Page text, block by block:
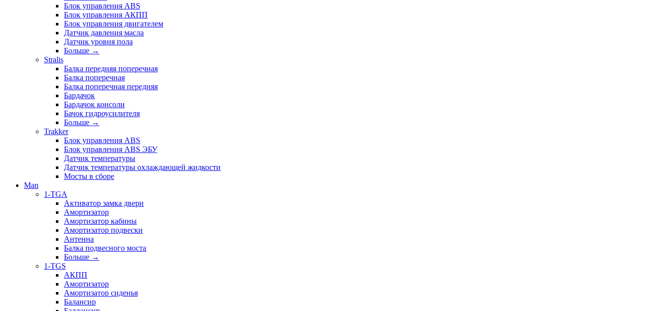
Блок управления ABS
Блок управления АКПП
Блок управления двигателем
Датчик давления масла
Датчик уровня пола
Больше →
Stralis
Балка передняя поперечная
Балка поперечная
Балка поперечная передняя
Бардачок
Бардачок консоли
Бачок гидроусилителя
Больше →
Trakker
Блок управления ABS
Блок управления ABS ЭБУ
Датчик температуры
Датчик температуры охлаждающей жидкости
Мосты в сборе
Man
1-TGA
Активатор замка двери
Амортизатор
Амортизатор кабины
Амортизатор подвески
Антенна
Балка подвесного моста
Больше →
1-TGS
АКПП
Амортизатор
Амортизатор сиденья
Балансир